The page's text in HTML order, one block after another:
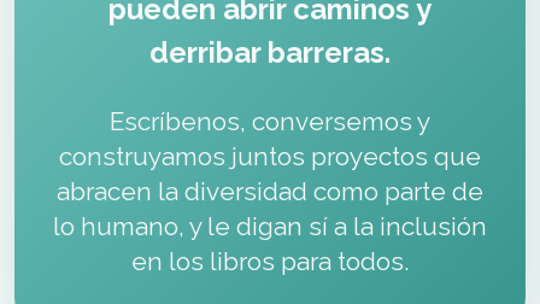
pueden abrir caminos y
derribar barreras.
Escríbenos, conversemos y
construyamos juntos proyectos que
abracen la diversidad como parte de
lo humano, y le digan sí a la inclusión
en los libros para todos.